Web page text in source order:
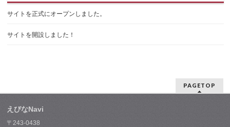
サイトを正式にオープンしました。
サイトを開設しました！
PAGETOP
えびなNavi
〒243-0438